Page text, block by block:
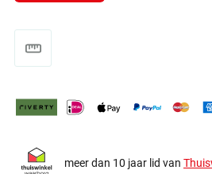
meer dan 10 jaar lid van